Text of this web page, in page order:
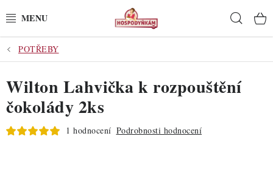
na
POTŘEBY
POMŮCKY
SUROVINY
POTŘEBY
Wilton Lahvička k rozpouštění
čokolády 2ks
1 hodnocení Podrobnosti hodnocení